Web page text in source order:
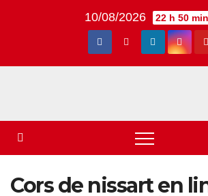
10/08/2026 22 h 50 min
Cors de nissart en